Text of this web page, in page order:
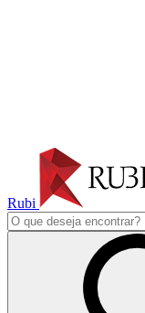
Rubi